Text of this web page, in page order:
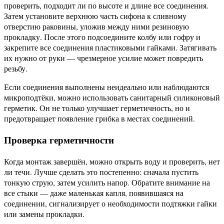
проверить, подходит ли по высоте и длине все соединения.
Затем установите верхнюю часть сифона к сливному
отверстию раковины, уложив между ними резиновую
прокладку. После этого подсоедините колбу или гофру и
закрепите все соединения пластиковыми гайками. Затягивать
их нужно от руки — чрезмерное усилие может повредить
резьбу.
Если соединения выполнены неидеально или наблюдаются
микроподтёки, можно использовать санитарный силиконовый
герметик. Он не только улучшает герметичность, но и
предотвращает появление грибка в местах соединений.
Проверка герметичности
Когда монтаж завершён, можно открыть воду и проверить, нет
ли течи. Лучше сделать это постепенно: сначала пустить
тонкую струю, затем усилить напор. Обратите внимание на
все стыки — даже маленькая капля, появившаяся на
соединении, сигнализирует о необходимости подтяжки гайки
или замены прокладки.